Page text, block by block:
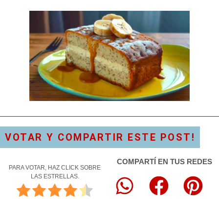
VOTAR Y COMPARTIR ESTE POST!
PARA VOTAR, HAZ CLICK SOBRE
LAS ESTRELLAS.
COMPARTÍ EN TUS REDES